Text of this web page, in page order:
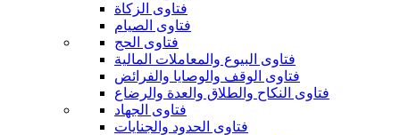
فتاوى الزكاة
فتاوى الصيام
فتاوى الحج
فتاوى البيوع والمعاملات المالية
فتاوى الوقف والوصايا والفرائض
فتاوى النكاح والطلاق والعدة والرضاع
فتاوى الجهاد
فتاوى الحدود والجنايات